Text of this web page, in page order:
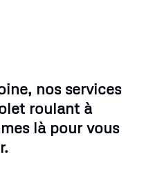
nos services
roulant à
là pour vous